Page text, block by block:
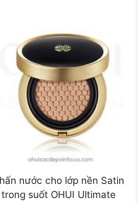
nước cho lớp nền Satin
trong suốt OHUI Ultimate